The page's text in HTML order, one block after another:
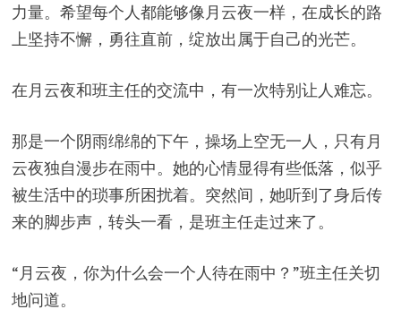
力量。希望每个人都能够像月云夜一样，在成长的路
上坚持不懈，勇往直前，绽放出属于自己的光芒。
在月云夜和班主任的交流中，有一次特别让人难忘。
那是一个阴雨绵绵的下午，操场上空无一人，只有月
云夜独自漫步在雨中。她的心情显得有些低落，似乎
被生活中的琐事所困扰着。突然间，她听到了身后传
来的脚步声，转头一看，是班主任走过来了。
“月云夜，你为什么会一个人待在雨中？”班主任关切
地问道。